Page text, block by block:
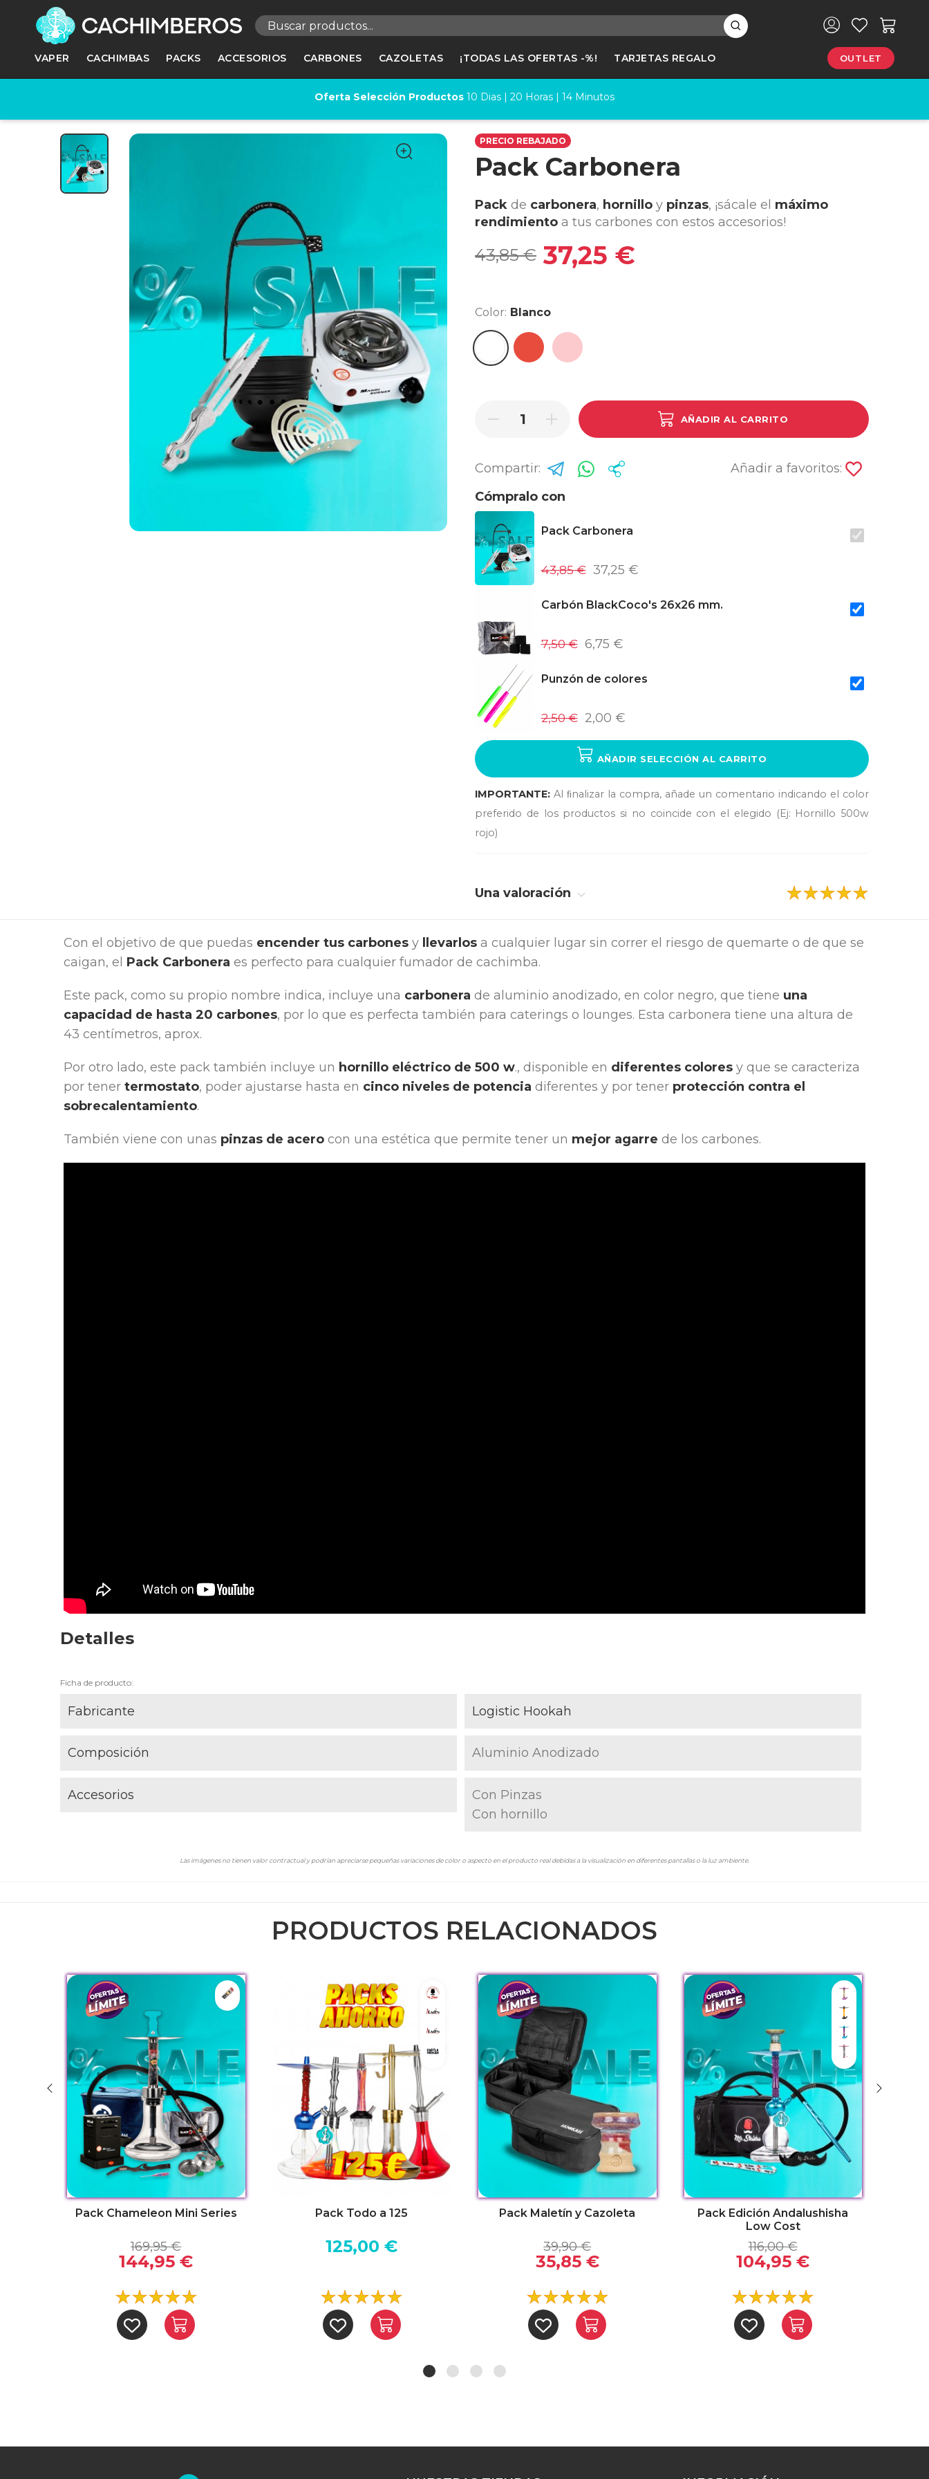
VAPER CACHIMBAS PACKS ACCESORIOS CARBONES CAZOLETAS ¡TODAS LAS OFERTAS -%! TARJETAS REGALO OUTLET
Oferta Selección Productos 10 Dias | 20 Horas | 14 Minutos
PRECIO REBAJADO
Pack Carbonera
Pack de carbonera, hornillo y pinzas, ¡sácale el máximo
rendimiento a tus carbones con estos accesorios!
43,85 € 37,25 €
Color: Blanco
Blanco
Rojo Rosa
AÑADIR AL CARRITO
Compartir:
Añadir a favoritos:
Cómpralo con
Pack Carbonera
43,85 € 37,25 €
Carbón BlackCoco's 26x26 mm.
7,50 € 6,75 €
Punzón de colores
2,50 € 2,00 €
AÑADIR SELECCIÓN AL CARRITO
IMPORTANTE: Al ﬁnalizar la compra, añade un comentario indicando el color
preferido de los productos si no coincide con el elegido (Ej: Hornillo 500w
rojo)
Una valoración
Con el objetivo de que puedas encender tus carbones y llevarlos a cualquier lugar sin correr el riesgo de quemarte o de que se
caigan, el Pack Carbonera es perfecto para cualquier fumador de cachimba.
Este pack, como su propio nombre indica, incluye una carbonera de aluminio anodizado, en color negro, que tiene una
capacidad de hasta 20 carbones, por lo que es perfecta también para caterings o lounges. Esta carbonera tiene una altura de
43 centímetros, aprox.
Por otro lado, este pack también incluye un hornillo eléctrico de 500 w., disponible en diferentes colores y que se caracteriza
por tener termostato, poder ajustarse hasta en cinco niveles de potencia diferentes y por tener protección contra el
sobrecalentamiento.
También viene con unas pinzas de acero con una estética que permite tener un mejor agarre de los carbones.
Detalles
Ficha de producto:
Fabricante Logistic Hookah
Composición Aluminio Anodizado
Accesorios
Con Pinzas
Con hornillo
Las imágenes no tienen valor contractual y podrían apreciarse pequeñas variaciones de color o aspecto en el producto real debidas a la visualización en diferentes pantallas o la luz ambiente.
PRODUCTOS RELACIONADOS
M3.Negro-Negro Katrina
Pack Chameleon Mini Series
169,95 €
144,95 €
Rocket 2.0
MVP 360 Silver
MVP 460
Kharma
Pack Todo a 125
125,00 €
Pack Maletín y Cazoleta
39,90 €
35,85 €
Joker
Batman
Frozen
Kylie
Pack Edición Andalushisha
Low Cost
116,00 €
104,95 €
Registrarse ×
Necesitas hacer login para guardar productos en tu lista de deseos
Registrarse